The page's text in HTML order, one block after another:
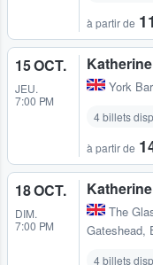
à partir de
15 OCT.
JEU.
7:00 PM
York
4 billets
à partir de
18 OCT.
DIM.
7:00 PM
The
Gateshead,
4 billets